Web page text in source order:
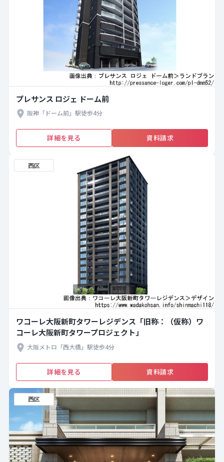
プレサンス ロジェ ドーム前
阪神「ドーム前」駅徒歩4分
詳細を見る 資料請求
西区
ワコーレ大阪新町タワーレジデンス「旧称：（仮称）ワ
コーレ大阪新町タワープロジェクト」
大阪メトロ「西大橋」駅徒歩4分
詳細を見る 資料請求
西区